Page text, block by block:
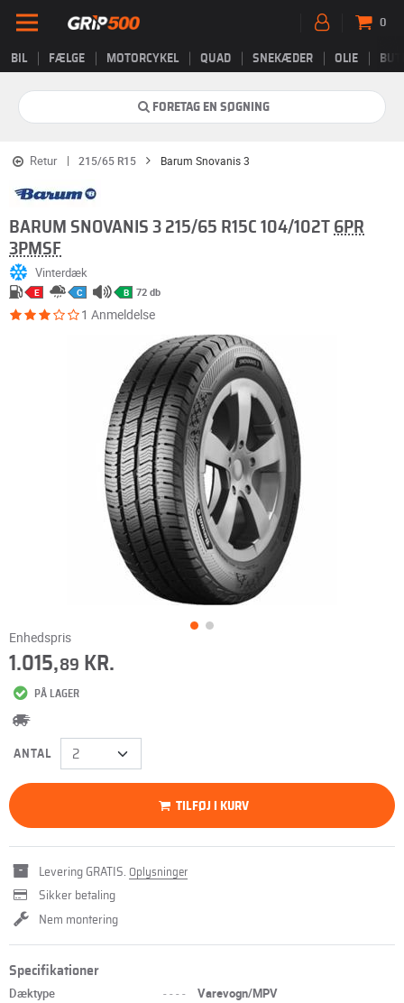
BIL FÆLGE MOTORCYKEL QUAD SNEKÆDER OLIE
0
FORETAG EN SØGNING
Retur 215/65 R15 Barum Snovanis 3
BARUM SNOVANIS 3 215/65 R15C 104/102T 6PR
3PMSF
Vinterdæk
E C B 72 db
1 Anmeldelse
Enhedspris
1.015,89 KR.
PÅ LAGER
ANTAL
TILFØJ I KURV
Levering GRATIS. Oplysninger
Sikker betaling
Nem montering
Specifikationer
Dæktype ----
Varevogn/MPV